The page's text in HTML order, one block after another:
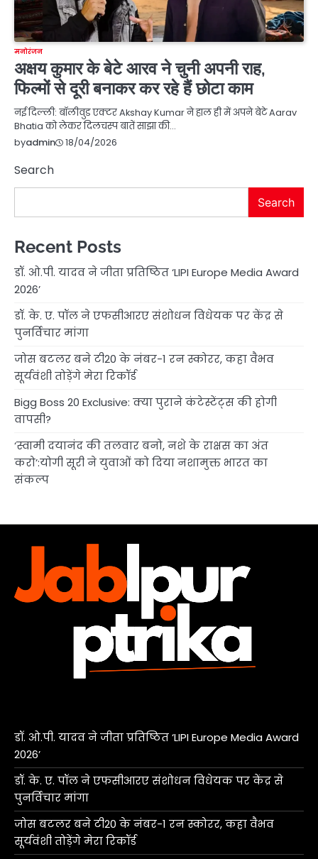
मनोरंजन
अक्षय कुमार के बेटे आरव ने चुनी अपनी राह,
फिल्मों से दूरी बनाकर कर रहे हैं छोटा काम
नई दिल्ली: बॉलीवुड एक्टर Akshay Kumar ने हाल ही में अपने बेटे Aarav
Bhatia को लेकर दिलचस्प बातें साझा की…
byadmin 18/04/2026
Search
Search
Recent Posts
डॉ. ओ.पी. यादव ने जीता प्रतिष्ठित ‘LIPI Europe Media Award
2026’
डॉ. के. ए. पॉल ने एफसीआरए संशोधन विधेयक पर केंद्र से
पुनर्विचार मांगा
जोस बटलर बने टी20 के नंबर-1 रन स्कोरर, कहा वैभव
सूर्यवंशी तोड़ेंगे मेरा रिकॉर्ड
Bigg Boss 20 Exclusive: क्या पुराने कंटेस्टेंट्स की होगी
वापसी?
‘स्वामी दयानंद की तलवार बनो, नशे के राक्षस का अंत
करो’:योगी सूरी ने युवाओं को दिया नशामुक्त भारत का
संकल्प
डॉ. ओ.पी. यादव ने जीता प्रतिष्ठित ‘LIPI Europe Media Award
2026’
डॉ. के. ए. पॉल ने एफसीआरए संशोधन विधेयक पर केंद्र से
पुनर्विचार मांगा
जोस बटलर बने टी20 के नंबर-1 रन स्कोरर, कहा वैभव
सूर्यवंशी तोड़ेंगे मेरा रिकॉर्ड